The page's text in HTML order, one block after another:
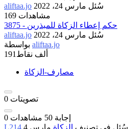
aliftaa.jo
سُئل مارس 24، 2022
169 مشاهدات
3875 - حكم إعطاء الزكاة للمبذرين
aliftaa.jo
سُئل مارس 24، 2022
aliftaa.jo
191ألف نقاط
مصارف-الزكاة
0 تصويتات
0 إجابة 50 مشاهدات